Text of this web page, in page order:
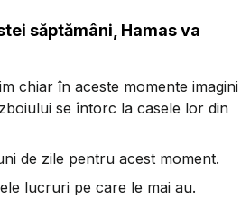
săptămâni, Hamas va
chiar în aceste momente imagini
se întorc la casele lor din
de zile pentru acest moment.
lucruri pe care le mai au.